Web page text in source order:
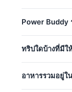
ทริปครึ่งวั
ทริปเต็มวัน:
ฤดูต่ำ (พ.ค
ฤดูสูง: ธันว
Power Buddy
ทริปรายวัน รา
โดยสารได้โดย
ทริปใดบ้างที่มีใ
อาหารรวมอยู่ใ